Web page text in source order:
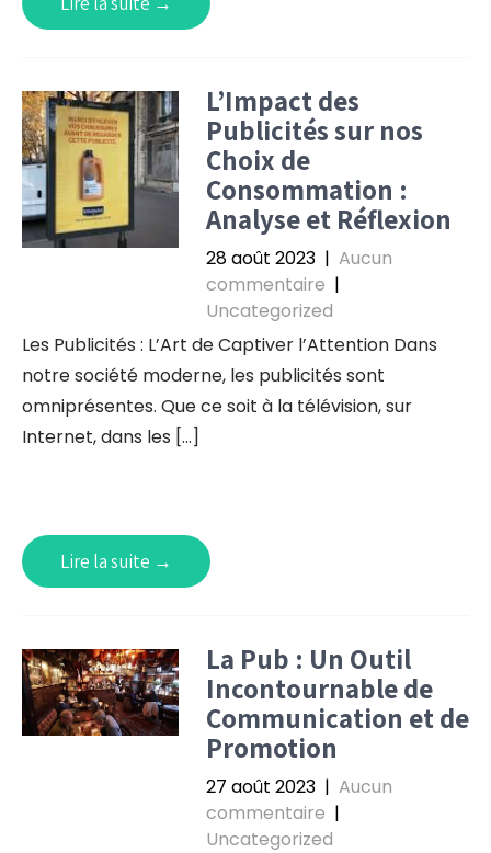
L’Impact des
Publicités sur nos
Choix de
Consommation :
Analyse et Réflexion
28 août 2023 | Aucun
commentaire |
Uncategorized
Les Publicités : L’Art de Captiver l’Attention Dans
notre société moderne, les publicités sont
omniprésentes. Que ce soit à la télévision, sur
Internet, dans les […]
Lire la suite →
La Pub : Un Outil
Incontournable de
Communication et de
Promotion
27 août 2023 | Aucun
commentaire |
Uncategorized